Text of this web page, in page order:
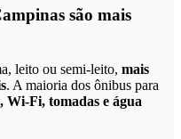
são mais
leito ou semi-leito, mais
. A maioria dos ônibus para
Wi-Fi, tomadas e água